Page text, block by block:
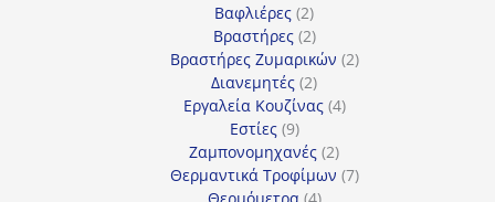
Βαφλιέρες 22
προϊόντα
Βραστήρες 22
προϊόντα
Βραστήρες Ζυμαρικών 22
Διανεμητές 22
προϊόντα
Εργαλεία Κουζίνας 44
Εστίες 99
προϊόντα
Ζαμπονομηχανές 22
προϊόντα
Θερμαντικά Τροφίμων 77
Θερμόμετρα 44